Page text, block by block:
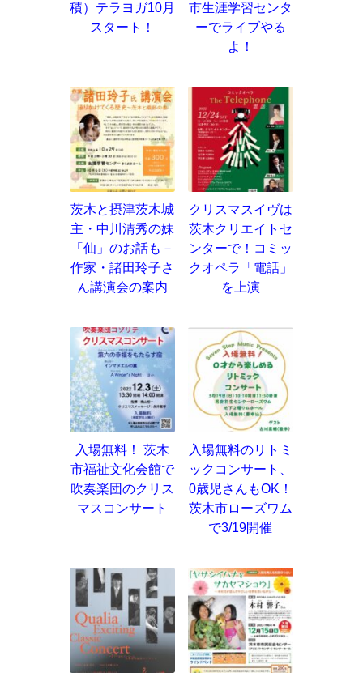
積）テラヨガ10月
スタート！
市生涯学習センタ
ーでライブやる
よ！
茨木と摂津茨木城
主・中川清秀の妹
「仙」のお話も－
作家・諸田玲子さ
ん講演会の案内
クリスマスイヴは
茨木クリエイトセ
ンターで！コミッ
クオペラ「電話」
を上演
入場無料！ 茨木
市福祉文化会館で
吹奏楽団のクリス
マスコンサート
入場無料のリトミ
ックコンサート、
0歳児さんもOK！
茨木市ローズワム
で3/19開催